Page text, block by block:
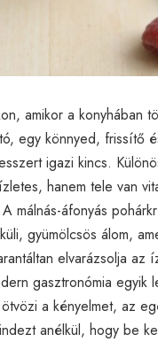
amikor a konyhában
egy könnyed, frissítő
igazi kincs.
hanem tele van
málnás-áfonyás
gyümölcsös álom,
elvarázsolja az
gasztronómia egyik
a kényelmet, az
anélkül, hogy be